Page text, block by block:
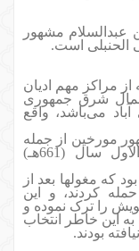
عبدالسلام مشهور
الحنبلی است.
مراکز مهم ادیان
شرق جمهوری
می‌باشد، واقع
مورخین از جمله
شاگرد او حافظ ابن کثیر دهم ربیع الاول سال (661هـ)
که مغولها بعد از
كردند، و این
را ترک نموده و
این خاطر انتخاب
بودند.